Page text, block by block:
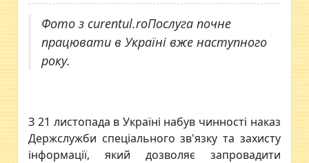
Фото з curentul.roПослуга почне
працювати в Україні вже наступного
року.
З 21 листопада в Україні набув чинності наказ
Держслужби спеціального зв'язку та захисту
інформації, який дозволяє запровадити